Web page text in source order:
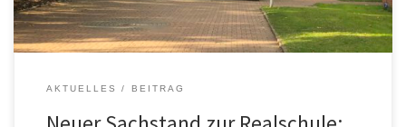
AKTUELLES BEITRAG